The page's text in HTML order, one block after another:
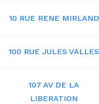
10 RUE RENE MIRLAND
100 RUE JULES VALLES
107 AV DE LA
LIBERATION